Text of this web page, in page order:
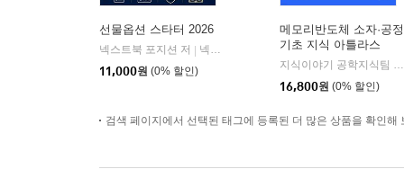
선물옵션 스타터 2026
넥스트북 포지션 저 | 넥스트북
11,000원 (0% 할인)
메모리반도체 소자·공정
기초 지식 아틀라스
16,800원 (0% 할인)
검색 페이지에서 선택된 태그에 등록된 더 많은 상품을 확인해